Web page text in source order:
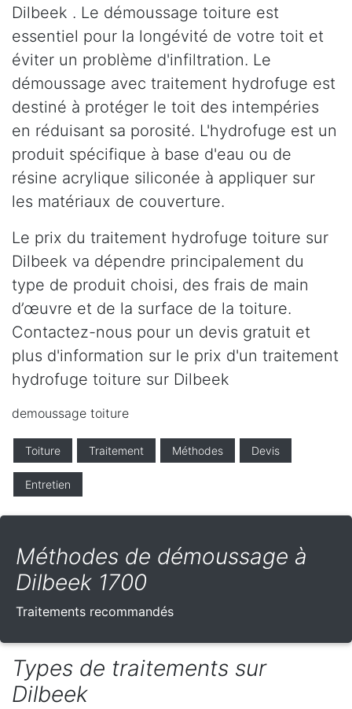
Dilbeek . Le démoussage toiture est
essentiel pour la longévité de votre toit et
éviter un problème d'infiltration. Le
démoussage avec traitement hydrofuge est
destiné à protéger le toit des intempéries
en réduisant sa porosité. L'hydrofuge est un
produit spécifique à base d'eau ou de
résine acrylique siliconée à appliquer sur
les matériaux de couverture.
Le prix du traitement hydrofuge toiture sur
Dilbeek va dépendre principalement du
type de produit choisi, des frais de main
d’œuvre et de la surface de la toiture.
Contactez-nous pour un devis gratuit et
plus d'information sur le prix d'un traitement
hydrofuge toiture sur Dilbeek
demoussage toiture
Toiture Traitement Méthodes Devis
Entretien
Méthodes de démoussage à
Dilbeek 1700
Traitements recommandés
Types de traitements sur
Dilbeek